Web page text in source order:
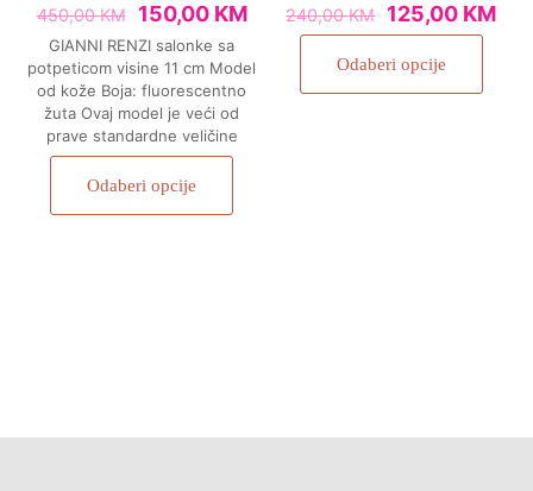
450,00KM 150,00 KM
GIANNI RENZI salonke sa
potpeticom visine 11 cm Model
od kože Boja: fluorescentno
žuta Ovaj model je veći od
prave standardne veličine
Odaberi opcije
240,00KM 125,00 KM
Odaberi opcije